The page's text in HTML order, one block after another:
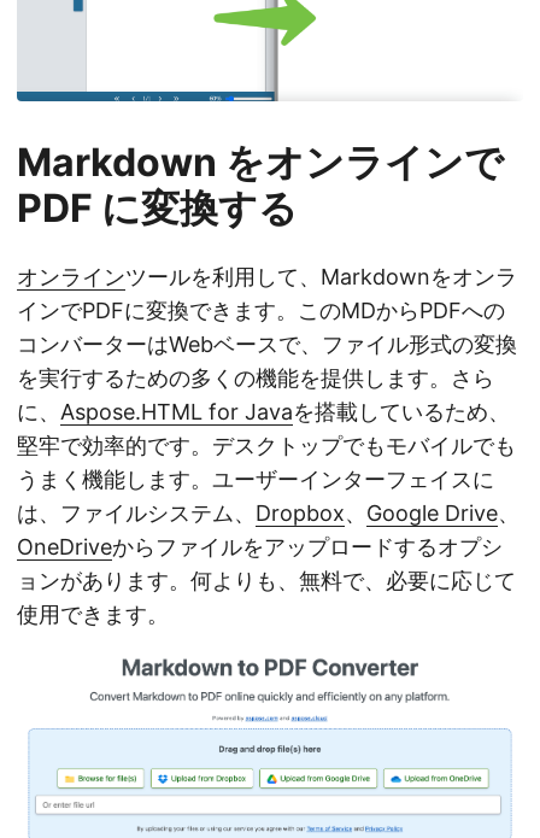
Markdown をオンラインで
PDF に変換する
オンラインツールを利用して、Markdownをオンラ
インでPDFに変換できます。このMDからPDFへの
コンバーターはWebベースで、ファイル形式の変換
を実行するための多くの機能を提供します。さら
に、 Aspose.HTML for Javaを搭載しているため、
堅牢で効率的です。デスクトップでもモバイルでも
うまく機能します。ユーザーインターフェイスに
は、ファイルシステム、 Dropbox、 Google Drive、
OneDriveからファイルをアップロードするオプシ
ョンがあります。何よりも、無料で、必要に応じて
使用できます。